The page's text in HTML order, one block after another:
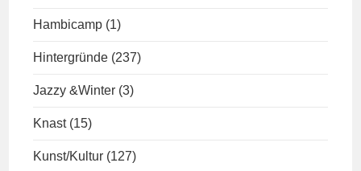
Hambicamp (1)
Hintergründe (237)
Jazzy &Winter (3)
Knast (15)
Kunst/Kultur (127)